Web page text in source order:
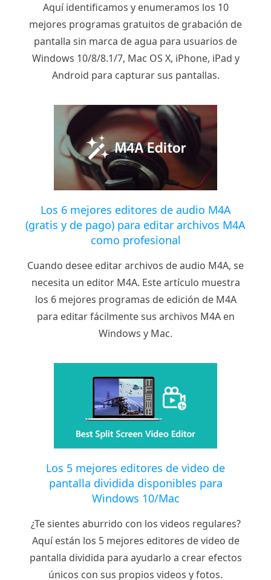
Aquí identificamos y enumeramos los 10
mejores programas gratuitos de grabación de
pantalla sin marca de agua para usuarios de
Windows 10/8/8.1/7, Mac OS X, iPhone, iPad y
Android para capturar sus pantallas.
Los 6 mejores editores de audio M4A
(gratis y de pago) para editar archivos M4A
como profesional
Cuando desee editar archivos de audio M4A, se
necesita un editor M4A. Este artículo muestra
los 6 mejores programas de edición de M4A
para editar fácilmente sus archivos M4A en
Windows y Mac.
Los 5 mejores editores de video de
pantalla dividida disponibles para
Windows 10/Mac
¿Te sientes aburrido con los videos regulares?
Aquí están los 5 mejores editores de video de
pantalla dividida para ayudarlo a crear efectos
únicos con sus propios videos y fotos.